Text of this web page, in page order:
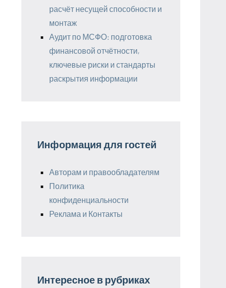
расчёт несущей способности и
монтаж
Аудит по МСФО: подготовка
финансовой отчётности,
ключевые риски и стандарты
раскрытия информации
Информация для гостей
Авторам и правообладателям
Политика
конфиденциальности
Реклама и Контакты
Интересное в рубриках